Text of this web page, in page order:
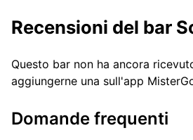
Recensioni del bar
Questo bar non ha ancora
aggiungerne una sull'app
Domande frequenti